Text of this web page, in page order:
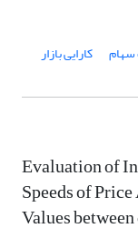
کارایی بازار
Evaluation of
Speeds of
Values